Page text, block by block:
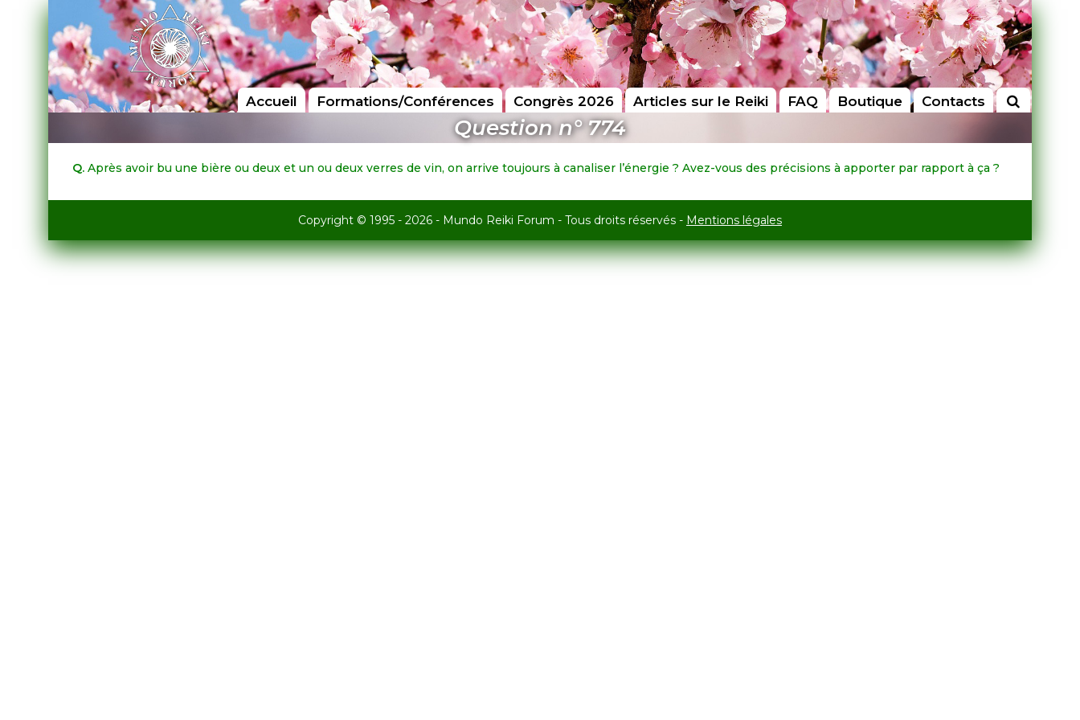
Accueil Formations/Conférences Congrès 2026 Articles sur le Reiki FAQ Boutique Contacts
Question n° 774
Q. Après avoir bu une bière ou deux et un ou deux verres de vin, on arrive toujours à canaliser l’énergie ? Avez-vous des précisions à apporter par rapport à ça ?
Copyright © 1995 - 2026 - Mundo Reiki Forum - Tous droits réservés - Mentions légales